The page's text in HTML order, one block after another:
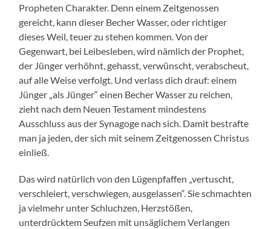
Propheten Charakter. Denn einem Zeitgenossen
gereicht, kann dieser Becher Wasser, oder richtiger
dieses Weil, teuer zu stehen kommen. Von der
Gegenwart, bei Leibesleben, wird nämlich der Prophet,
der Jünger verhöhnt, gehasst, verwünscht, verabscheut,
auf alle Weise verfolgt. Und verlass dich drauf: einem
Jünger „als Jünger“ einen Becher Wasser zu reichen,
zieht nach dem Neuen Testament mindestens
Ausschluss aus der Synagoge nach sich. Damit bestrafte
man ja jeden, der sich mit seinem Zeitgenossen Christus
einließ.
Das wird natürlich von den Lügenpfaffen „vertuscht,
verschleiert, verschwiegen, ausgelassen“. Sie schmachten
ja vielmehr unter Schluchzen, Herzstößen,
unterdrücktem Seufzen mit unsäglichem Verlangen